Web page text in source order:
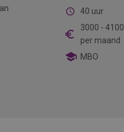
40 uur
3000 - 4100
per maand
MBO